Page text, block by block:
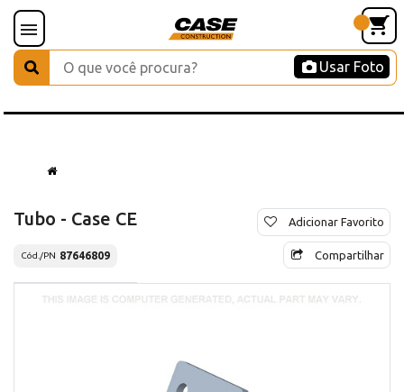
Usar Foto
Tubo - Case CE
Cód./PN 87646809
Adicionar Favorito
Compartilhar